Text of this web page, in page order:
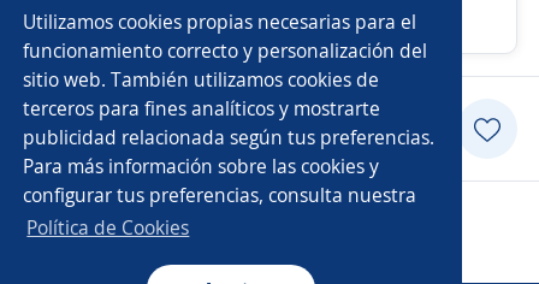
Utilizamos cookies propias necesarias para el
funcionamiento correcto y personalización del
sitio web. También utilizamos cookies de
terceros para fines analíticos y mostrarte
publicidad relacionada según tus preferencias.
Para más información sobre las cookies y
configurar tus preferencias, consulta nuestra
Política de Cookies
Más de 30 días
Postularme
Copyright 2014 - 2026 DGNET LTD.
Aviso legal